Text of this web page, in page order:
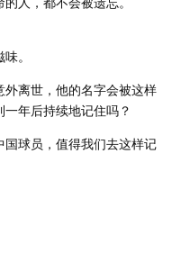
。
离世，他的名字会被这样
年后持续地记住吗？
球员，值得我们去这样记